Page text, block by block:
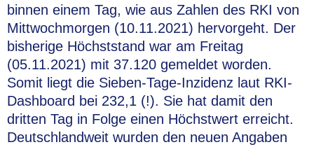
binnen einem Tag, wie aus Zahlen des RKI von
Mittwochmorgen (10.11.2021) hervorgeht. Der
bisherige Höchststand war am Freitag
(05.11.2021) mit 37.120 gemeldet worden.
Somit liegt die Sieben-Tage-Inzidenz laut RKI-
Dashboard bei 232,1 (!). Sie hat damit den
dritten Tag in Folge einen Höchstwert erreicht.
Deutschlandweit wurden den neuen Angaben